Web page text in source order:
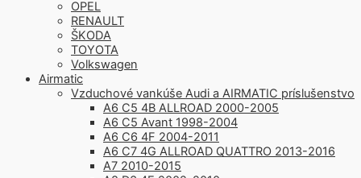
OPEL
RENAULT
ŠKODA
TOYOTA
Volkswagen
Airmatic
Vzduchové vankúše Audi a AIRMATIC príslušenstvo
A6 C5 4B ALLROAD 2000-2005
A6 C5 Avant 1998-2004
A6 C6 4F 2004-2011
A6 C7 4G ALLROAD QUATTRO 2013-2016
A7 2010-2015